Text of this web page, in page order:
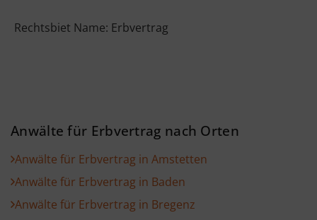
Rechtsbiet Name: Erbvertrag
Anwälte für Erbvertrag nach Orten
Anwälte für Erbvertrag in Amstetten
Anwälte für Erbvertrag in Baden
Anwälte für Erbvertrag in Bregenz